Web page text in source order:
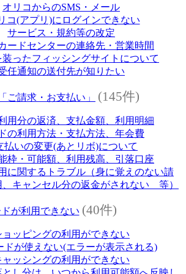
オリコからのSMS・メール
コ(アプリ)にログインできない
サービス・規約等の改定
ードセンターの連絡先・営業時間
装ったフィッシングサイトについて
任通知の送付先が知りたい
ご請求・お支払い」 (145件)
用分の返済、支払金額、利用明細
の利用方法・支払方法、年会費
払いの変更(あとリボ)について
枠・可能額、利用残高、引落口座
に関するトラブル（身に覚えのない請
キャンセル分の返金がされない 等）
ドが利用できない (40件)
ョッピングの利用ができない
ドが使えない(エラーが表示される)
ャッシングの利用ができない